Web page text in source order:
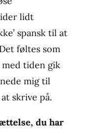
lidt
spansk til at
føltes som
med tiden gik
mig til
skrive på.
du har